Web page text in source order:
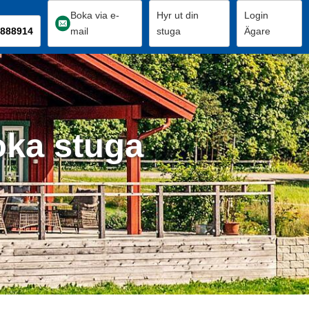
Boka via e-
mail
Hyr ut din
stuga
Login
Ägare
stuga